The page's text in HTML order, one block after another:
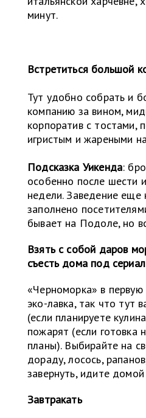
минут.
Встретиться большой
Тут удобно собрать и
компанию за вином,
корпоратив с тостами,
игристым и жареными
Подсказка Уикенда:
особенно после шести
недели. Заведение еще
заполнено
бывает на Подоле, но
Взять с собой даров
съесть дома под сериал
«Черноморка» в
эко-лавка, так что тут
(если планируете
пожарят (если готовка
планы). Выбирайте на
дораду, лосось,
завернуть, идите
Завтракать